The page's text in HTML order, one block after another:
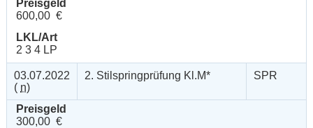
Preisgeld
600,00 €
LKL/Art
2 3 4 LP
03.07.2022
( n)
2. Stilspringprüfung Kl.M* SPR
Preisgeld
300,00 €